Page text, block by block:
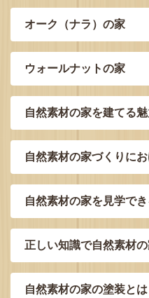
オーク（ナラ）の家
ウォールナットの家
自然素材の家を建てる
自然素材の家づくりに
自然素材の家を見学で
正しい知識で自然素材
自然素材の家の塗装とは